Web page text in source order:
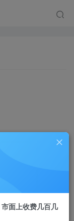
面上收费几百几